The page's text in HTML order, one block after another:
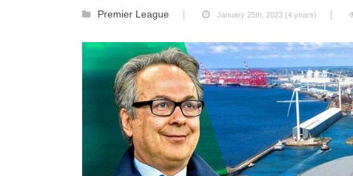
Premier League January 25th, 2023 (4 years)